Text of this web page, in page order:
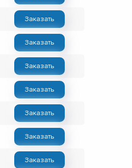
Заказать
Заказать
Заказать
Заказать
Заказать
Заказать
Заказать